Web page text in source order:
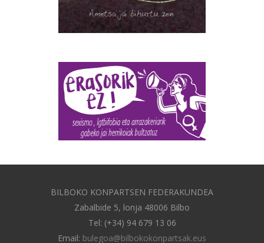
BILBOKO KONPARTSEN FEDERAKUNDEA
Zabalbide 5, lonja 48006 Bilbo
Tel: (+34) 94 679 13 06
Email: bulegoa@bilbokokonpartsak.eus